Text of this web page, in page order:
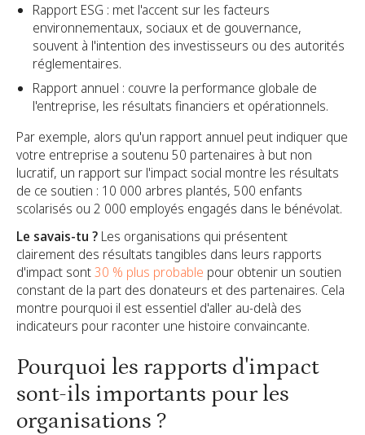
Rapport ESG : met l'accent sur les facteurs
environnementaux, sociaux et de gouvernance,
souvent à l'intention des investisseurs ou des autorités
réglementaires.
Rapport annuel : couvre la performance globale de
l'entreprise, les résultats financiers et opérationnels.
Par exemple, alors qu'un rapport annuel peut indiquer que
votre entreprise a soutenu 50 partenaires à but non
lucratif, un rapport sur l'impact social montre les résultats
de ce soutien : 10 000 arbres plantés, 500 enfants
scolarisés ou 2 000 employés engagés dans le bénévolat.
Le savais-tu ? Les organisations qui présentent
clairement des résultats tangibles dans leurs rapports
d'impact sont30 % plus probable pour obtenir un soutien
constant de la part des donateurs et des partenaires. Cela
montre pourquoi il est essentiel d'aller au-delà des
indicateurs pour raconter une histoire convaincante.
Pourquoi les rapports d'impact
sont-ils importants pour les
organisations ?